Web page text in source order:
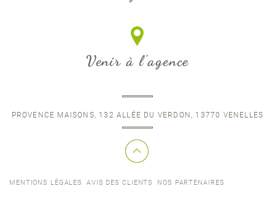
Venir à l'agence
PROVENCE MAISONS, 132 ALLÉE DU VERDON, 13770 VENELLES
MENTIONS LÉGALES AVIS DES CLIENTS NOS PARTENAIRES